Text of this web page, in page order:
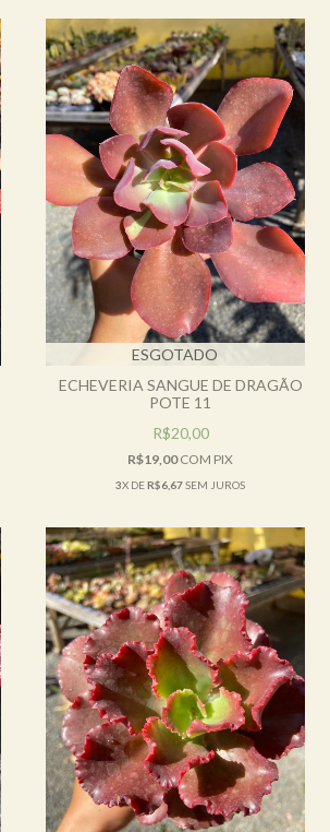
ESGOTADO
ECHEVERIA SANGUE DE DRAGÃO
POTE 11
R$20,00
R$19,00COM PIX
3X DER$6,67SEM JUROS